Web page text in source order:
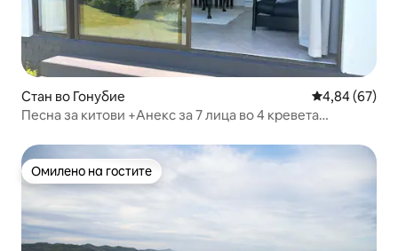
Стан во Гонубие Просечна
4,84 (67)
Песна за китови +Анекс за 7 лица во 4 кревета
Омилено на гостите
Омилено на гостите